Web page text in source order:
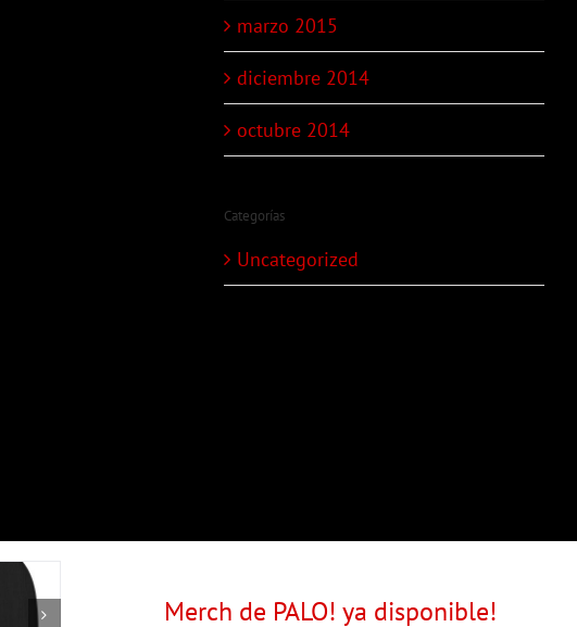
marzo 2015
diciembre 2014
octubre 2014
Categorías
Uncategorized
Merch de PALO! ya disponible!